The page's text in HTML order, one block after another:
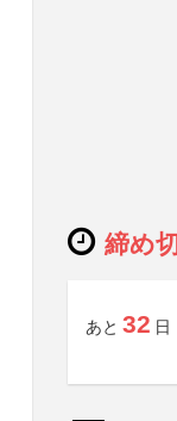
締め
あと 32 日